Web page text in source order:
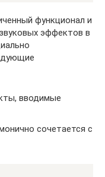
функционал и
эффектов в
вводимые
сочетается с